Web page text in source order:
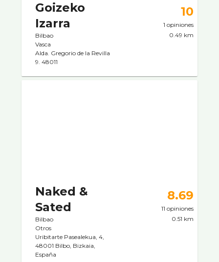
Goizeko
Izarra
Bilbao
Vasca
Alda. Gregorio de la Revilla
9. 48011
10
1 opiniones
0.49 km
Naked &
Sated
Bilbao
Otros
Uribitarte Pasealekua, 4,
48001 Bilbo, Bizkaia,
España
8.69
11 opiniones
0.51 km